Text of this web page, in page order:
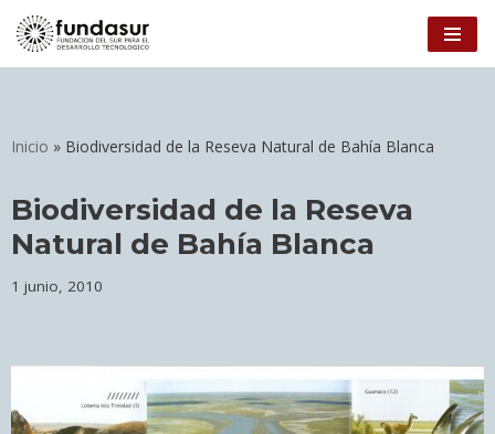
Inicio » Biodiversidad de la Reseva Natural de Bahía Blanca
Biodiversidad de la Reseva
Natural de Bahía Blanca
1 junio, 2010